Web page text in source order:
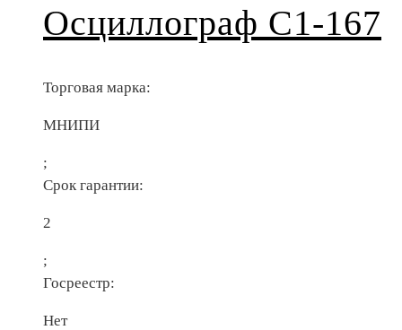
Осциллограф С1-167
Торговая марка:
МНИПИ
;
Срок гарантии:
2
;
Госреестр:
Нет